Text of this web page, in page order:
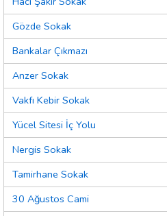
Gözde Sokak
Bankalar Çıkmazı
Anzer Sokak
Vakfı Kebir Sokak
Yücel Sitesi İç Yolu
Nergis Sokak
Tamirhane Sokak
30 Ağustos Cami